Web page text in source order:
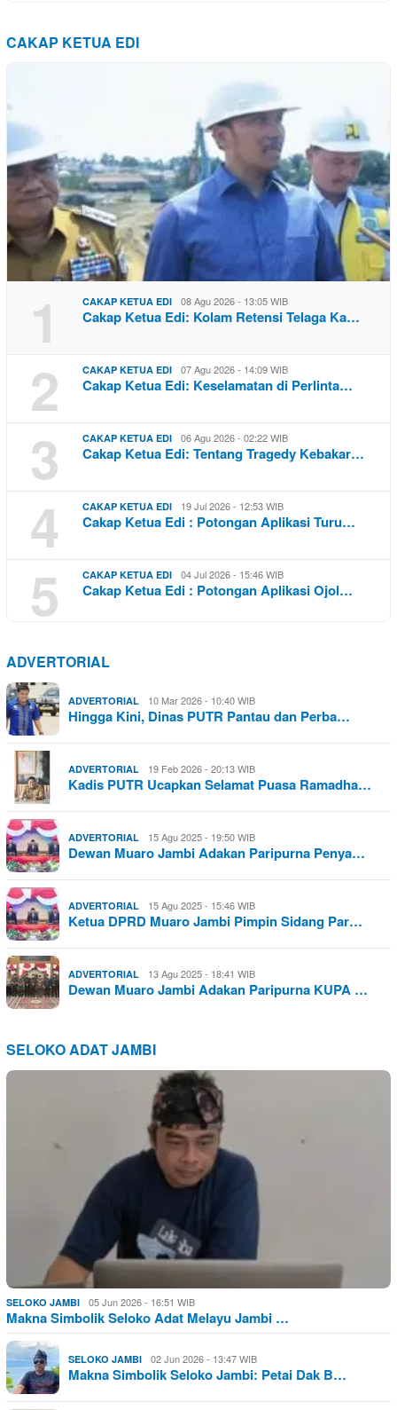
CAKAP KETUA EDI
1 CAKAP KETUA EDI 08 Agu 2026 - 13:05 WIB
Cakap Ketua Edi: Kolam Retensi Telaga Ka…
2 CAKAP KETUA EDI 07 Agu 2026 - 14:09 WIB
Cakap Ketua Edi: Keselamatan di Perlinta…
3 CAKAP KETUA EDI 06 Agu 2026 - 02:22 WIB
Cakap Ketua Edi: Tentang Tragedy Kebakar…
4 CAKAP KETUA EDI 19 Jul 2026 - 12:53 WIB
Cakap Ketua Edi : Potongan Aplikasi Turu…
5 CAKAP KETUA EDI 04 Jul 2026 - 15:46 WIB
Cakap Ketua Edi : Potongan Aplikasi Ojol…
ADVERTORIAL
ADVERTORIAL 10 Mar 2026 - 10:40 WIB
Hingga Kini, Dinas PUTR Pantau dan Perba…
ADVERTORIAL 19 Feb 2026 - 20:13 WIB
Kadis PUTR Ucapkan Selamat Puasa Ramadha…
ADVERTORIAL 15 Agu 2025 - 19:50 WIB
Dewan Muaro Jambi Adakan Paripurna Penya…
ADVERTORIAL 15 Agu 2025 - 15:46 WIB
Ketua DPRD Muaro Jambi Pimpin Sidang Par…
ADVERTORIAL 13 Agu 2025 - 18:41 WIB
Dewan Muaro Jambi Adakan Paripurna KUPA …
SELOKO ADAT JAMBI
SELOKO JAMBI 05 Jun 2026 - 16:51 WIB
Makna Simbolik Seloko Adat Melayu Jambi …
SELOKO JAMBI 02 Jun 2026 - 13:47 WIB
Makna Simbolik Seloko Jambi: Petai Dak B…